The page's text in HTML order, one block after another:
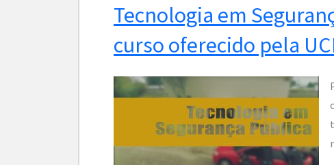
Tecnologia em
curso oferecido pela